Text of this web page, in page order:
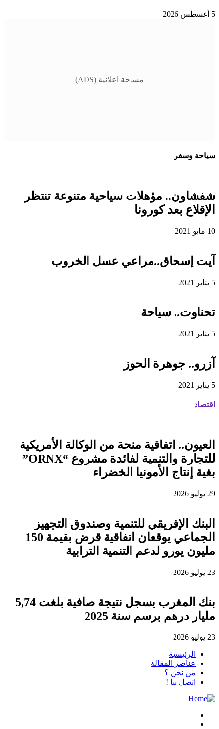
5 أغسطس 2026
مساحة اعلانية (ADS)
سياحة وسفر
شفشاون.. مؤهلات سياحية متنوعة تنتظر
الإقلاع بعد كورونا
10 مايو 2021
آيت إسحاق..مراعي عسل الخروب
5 يناير 2021
تحناوت.. سياحة
5 يناير 2021
آزرو.. جوهرة الحوز
5 يناير 2021
اقتصاد
العيون.. اتفاقية منحة من الوكالة الأمريكية
للتجارة والتنمية لفائدة مشروع “ORNX”
بغية إنتاج الأمونيا الخضراء
29 يوليو 2026
البنك الإفريقي للتنمية وصندوق التجهيز
الجماعي يوقعان اتفاقية قرض بقيمة 150
مليون يورو لدعم التنمية الترابية
23 يوليو 2026
بنك المغرب يسجل نتيجة صافية بلغت 5,74
مليار درهم برسم سنة 2025
23 يوليو 2026
الرئيسية
عناصر المقالة
من نحن ؟
اتصل بنا !